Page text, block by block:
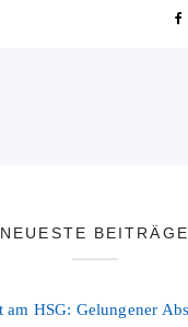
NEUESTE BEITRÄGE